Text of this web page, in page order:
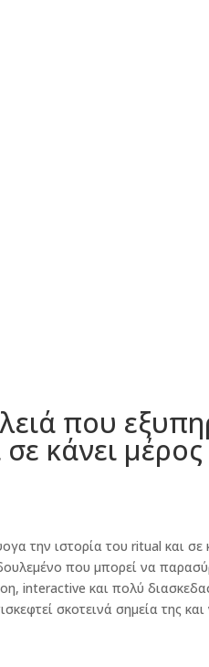
που
κάνει
την ιστορία του ritual και σε
που μπορεί να
interactive και πολύ
σκοτεινά σημεία της